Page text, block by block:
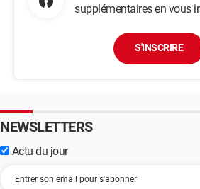
supplémentaires en vous
S'INSCRIRE
NEWSLETTERS
Actu du jour